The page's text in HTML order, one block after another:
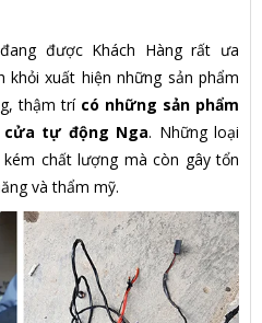
được Khách Hàng rất ưa
khỏi xuất hiện những sản phẩm
thậm trí có những sản phẩm
tự động Nga. Những loại
chất lượng mà còn gây tổn
và thẩm mỹ.